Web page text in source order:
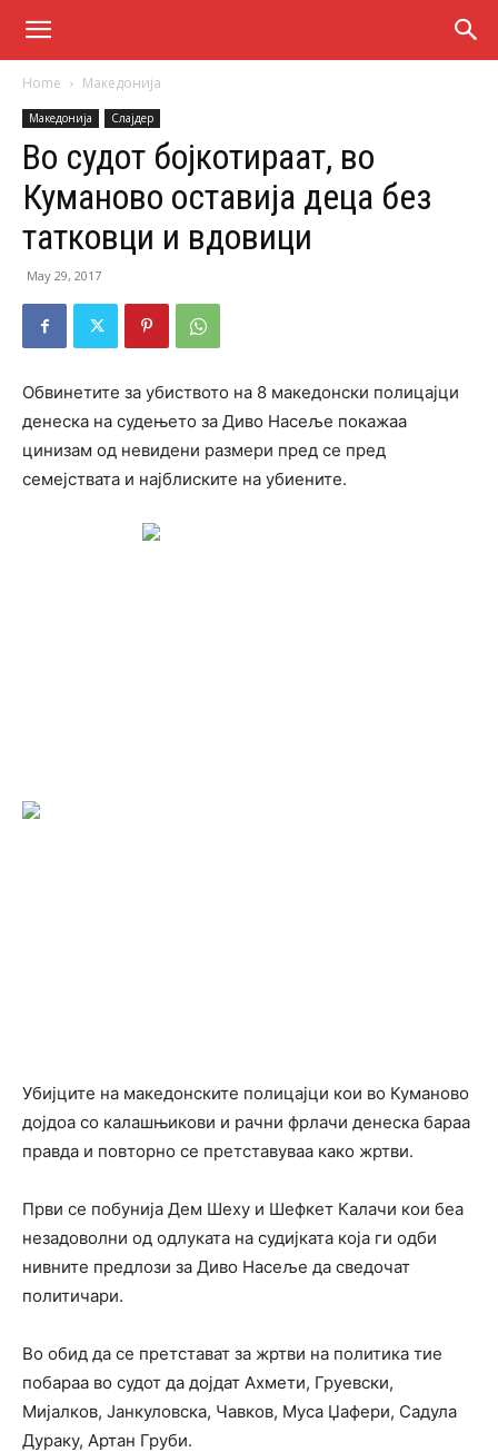
Home Македонија
Македонија Слајдер
Во судот бојкотираат, во
Куманово оставија деца без
татковци и вдовици
May 29, 2017
Обвинетите за убиството на 8 македонски полицајци
денеска на судењето за Диво Насеље покажаа
цинизам од невидени размери пред се пред
семејствата и најблиските на убиените.
Убијците на македонските полицајци кои во Куманово
дојдоа со калашњикови и рачни фрлачи денеска бараа
правда и повторно се претставуваа како жртви.
Први се побунија Дем Шеху и Шефкет Калачи ­кои беа
незадоволни од одлуката на судијката која ги одби
нивните предлози за Диво Насеље да сведочат
политичари.
Во обид да се претстават за жртви на политика тие
побараа во судот да дојдат Ахмети, Груевски,
Мијалков, Јанкуловска, Чавков, Муса Џафери, Садула
Дураку, Артан Груби.